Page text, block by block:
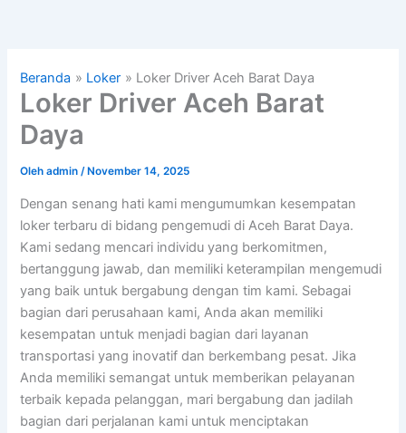
Beranda Loker Loker Driver Aceh Barat Daya
Loker Driver Aceh Barat
Daya
Olehadmin/ November 14, 2025
Dengan senang hati kami mengumumkan kesempatan
loker terbaru di bidang pengemudi di Aceh Barat Daya.
Kami sedang mencari individu yang berkomitmen,
bertanggung jawab, dan memiliki keterampilan mengemudi
yang baik untuk bergabung dengan tim kami. Sebagai
bagian dari perusahaan kami, Anda akan memiliki
kesempatan untuk menjadi bagian dari layanan
transportasi yang inovatif dan berkembang pesat. Jika
Anda memiliki semangat untuk memberikan pelayanan
terbaik kepada pelanggan, mari bergabung dan jadilah
bagian dari perjalanan kami untuk menciptakan